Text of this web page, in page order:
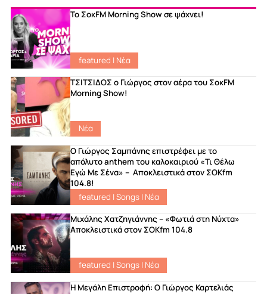
Το ΣοκFM Morning Show σε ψάχνει!
featured | Νέα
ΤΣΙΤΣΙΔΟΣ ο Γιώργος στον αέρα του ΣοκFM
Morning Show!
Νέα
Ο Γιώργος Σαμπάνης επιστρέφει με το
απόλυτο anthem του καλοκαιριού «Τι Θέλω
Εγώ Με Σένα» – Αποκλειστικά στον ΣΟΚfm
104.8!
featured |Songs| Νέα
Μιχάλης Χατζηγιάννης – «Φωτιά στη Νύχτα»
Αποκλειστικά στον ΣΟΚfm 104.8
featured |Songs| Νέα
Η Μεγάλη Επιστροφή: Ο Γιώργος Καρτελιάς